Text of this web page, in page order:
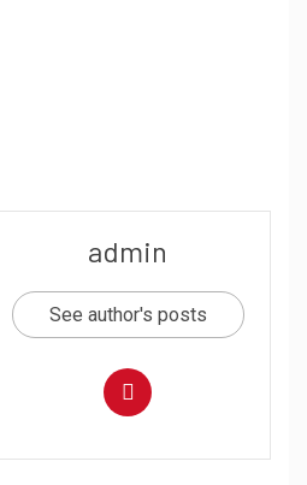
admin
See author's posts